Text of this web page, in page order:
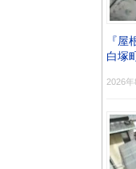
『
白塚
2026年